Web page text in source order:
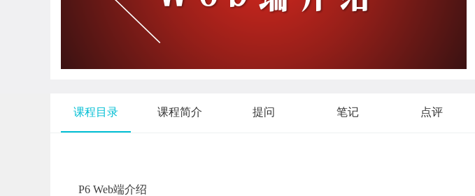
课程目录 课程简介 提问 笔记 点评
P6 Web端介绍